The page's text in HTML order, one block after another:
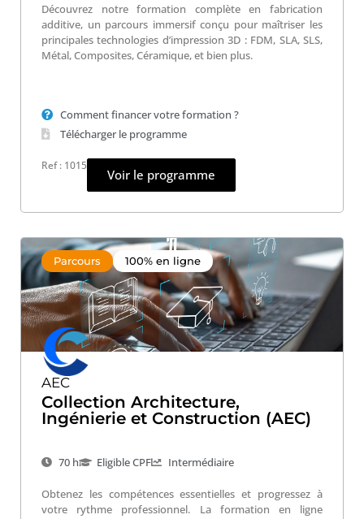
Découvrez notre formation complète en fabrication
additive, un parcours immersif conçu pour maîtriser les
principales technologies d’impression 3D : FDM, SLA, SLS,
Métal, Composites, Céramique, et bien plus.
Comment financer votre formation ?
Télécharger le programme
Ref : 1015
Voir le programme
Parcours 100% en ligne
AEC
Collection Architecture,
Ingénierie et Construction (AEC)
70 h Eligible CPF Intermédiaire
Obtenez les compétences essentielles et progressez à
votre rythme professionnel. La formation en ligne